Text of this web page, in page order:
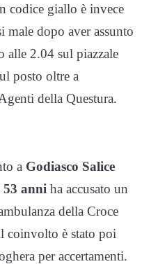
codice giallo è invece
male dopo aver assunto
alle 2.04 sul piazzale
posto oltre a
della Questura.
a Godiasco Salice
53 anni ha accusato un
della Croce
coinvolto è stato poi
per accertamenti.